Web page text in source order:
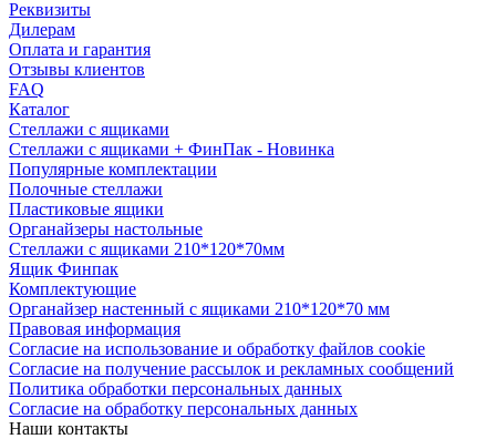
Реквизиты
Дилерам
Оплата и гарантия
Отзывы клиентов
FAQ
Каталог
Стеллажи с ящиками
Стеллажи с ящиками + ФинПак - Новинка
Популярные комплектации
Полочные стеллажи
Пластиковые ящики
Органайзеры настольные
Стеллажи с ящиками 210*120*70мм
Ящик Финпак
Комплектующие
Органайзер настенный с ящиками 210*120*70 мм
Правовая информация
Согласие на использование и обработку файлов cookie
Согласие на получение рассылок и рекламных сообщений
Политика обработки персональных данных
Согласие на обработку персональных данных
Наши контакты